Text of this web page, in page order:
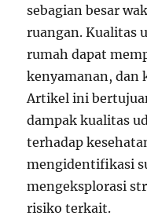
sebagian besar
ruangan. Kualitas
rumah dapat
kenyamanan, dan
Artikel ini
dampak kualitas
terhadap
mengidentifikasi
mengeksplorasi
risiko terkait.